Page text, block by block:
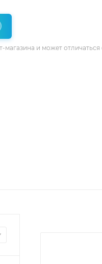
магазина и может